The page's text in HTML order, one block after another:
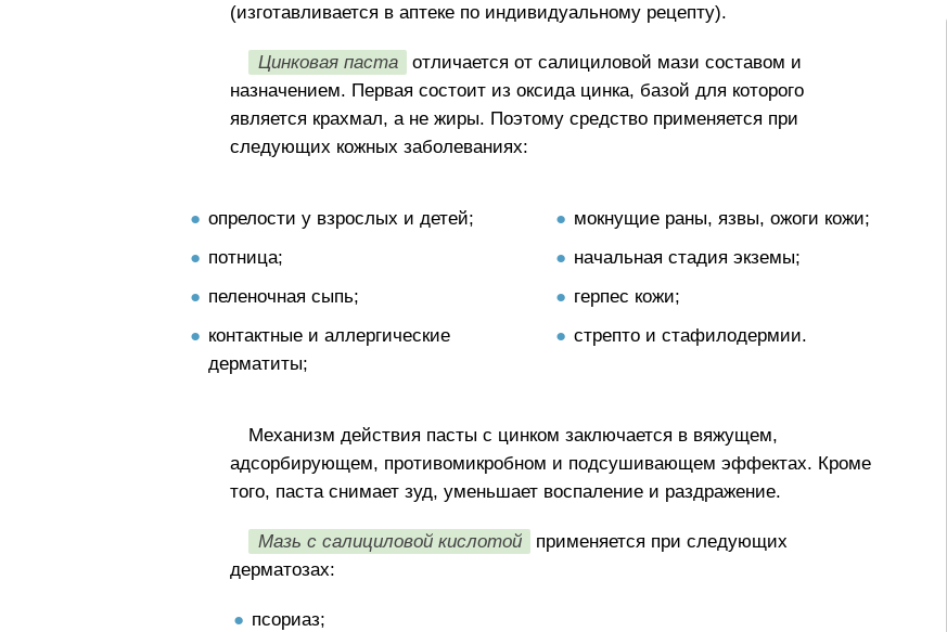
(изготавливается в аптеке по индивидуальному рецепту).
Цинковая паста
отличается от салициловой мази составом и
назначением. Первая состоит из оксида цинка, базой для которого
является крахмал, а не жиры. Поэтому средство применяется при
следующих кожных заболеваниях:
опрелости у взрослых и детей;
потница;
пеленочная сыпь;
контактные и аллергические
дерматиты;
мокнущие раны, язвы, ожоги кожи;
начальная стадия экземы;
герпес кожи;
стрепто и стафилодермии.
Механизм действия пасты с цинком заключается в вяжущем,
адсорбирующем, противомикробном и подсушивающем эффектах. Кроме
того, паста снимает зуд, уменьшает воспаление и раздражение.
Мазь с салициловой кислотой
применяется при следующих
дерматозах:
псориаз;